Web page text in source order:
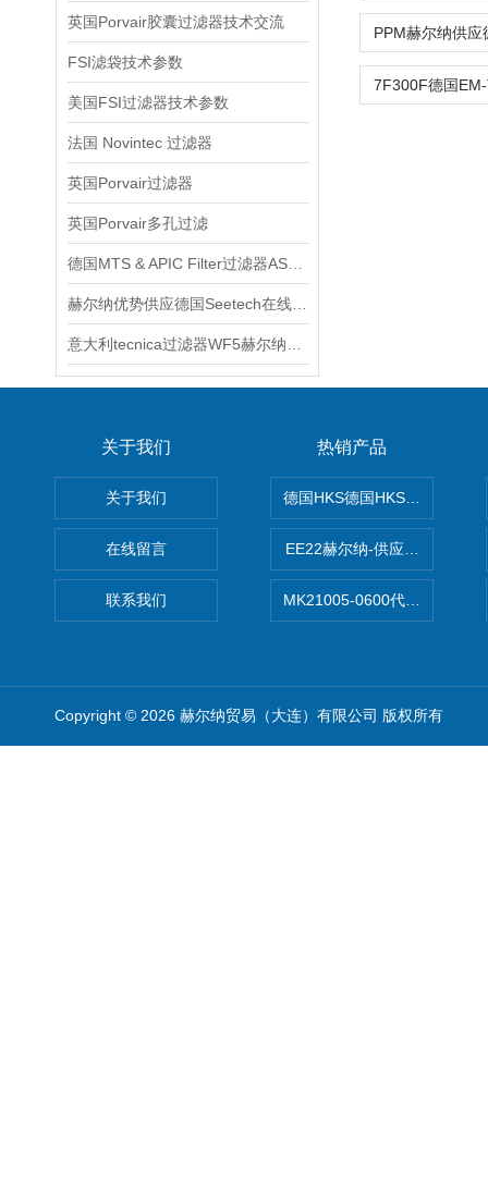
英国Porvair胶囊过滤器技术交流
FSI滤袋技术参数
美国FSI过滤器技术参数
法国 Novintec 过滤器
英国Porvair过滤器
英国Porvair多孔过滤
关于我们
关于我们
在线留言
联系我们
热销产品
德国HKS德国HKS液压旋转摆
EE22赫尔纳-供应
MK21005-0600代理德国MK
Copyright © 2026 赫尔纳贸易（大连）有限公司 版权所有